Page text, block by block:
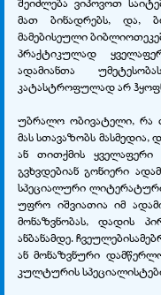
მათ ბინადრებს, და,
მამებისეული
პრაქტიკულად
ადამიანთა
კატასტროფულად არ
უბრალო ობივატელი, რა
მას სთავაზობს
ან თითქმის
გვხვდებიან გონიერი
სპეციალური
უფრო იშვიათია იმ
მონაზვნობას, დადის
ანბანამდე.
ან მონაზვნური
კულტურის